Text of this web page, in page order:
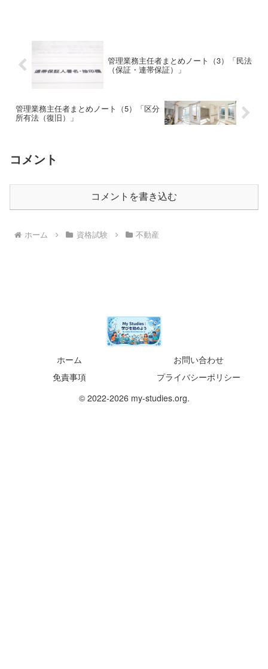
管理業務主任者まとめノート（3）「民法
（保証・連帯保証）」
管理業務主任者まとめノート（5）「区分
所有法（復旧）」
コメント
コメントを書き込む
ホーム 資格試験 不動産
ホーム
お問い合わせ
免責事項
プライバシーポリシー
© 2022-2026 my-studies.org.